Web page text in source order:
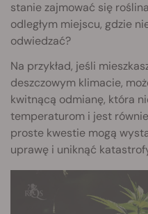
stanie zajmować się
odległym miejscu, gdzie
odwiedzać?
Na przykład, jeśli
deszczowym klimacie,
kwitnącą odmianę, która
temperaturom i jest
proste kwestie mogą
uprawę i uniknąć